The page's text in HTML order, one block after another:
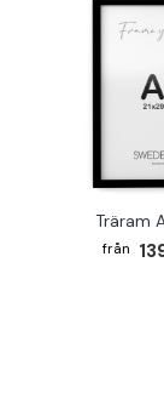
Träram